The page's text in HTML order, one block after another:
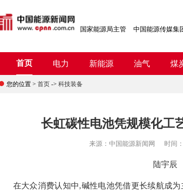
国家能源局主管 中国能源传媒集
首页 电力 新能源 油气 煤
您的位置 > 首页 -> 科技装备
长虹碳性电池凭规模化工
来源： 中国能源新闻网 时间：
陆宇辰
在大众消费认知中,碱性电池凭借更长续航成为